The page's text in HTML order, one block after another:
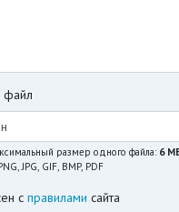
файл
размер одного файла: 6
JPG, GIF, BMP, PDF
с правилами сайта